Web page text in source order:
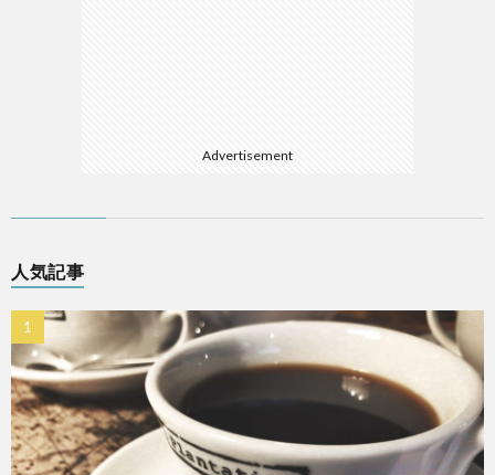
Advertisement
人気記事